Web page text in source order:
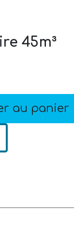
45m³
au panier